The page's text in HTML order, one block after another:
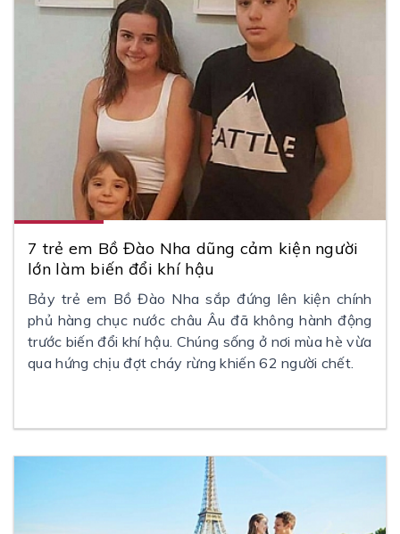
7 trẻ em Bồ Đào Nha dũng cảm kiện người
lớn làm biến đổi khí hậu
Bảy trẻ em Bồ Đào Nha sắp đứng lên kiện chính
phủ hàng chục nước châu Âu đã không hành động
trước biến đổi khí hậu. Chúng sống ở nơi mùa hè vừa
qua hứng chịu đợt cháy rừng khiến 62 người chết.